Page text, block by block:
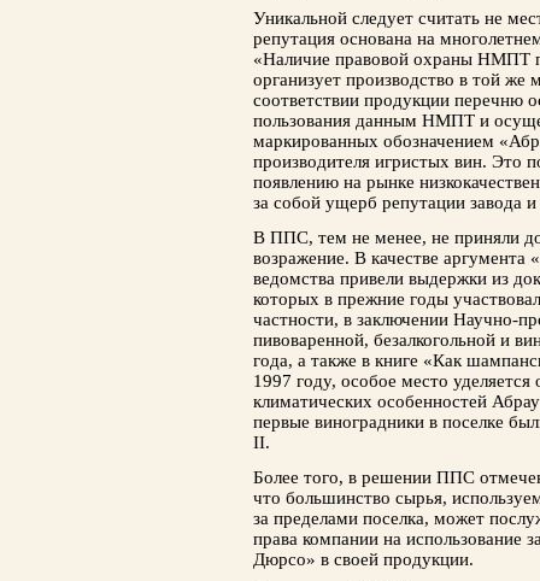
Уникальной следует считать не
репутация основана на
«Наличие правовой охраны НМПТ
организует производство в той
соответствии продукции перечню
пользования данным НМПТ и
маркированных обозначением
производителя игристых вин. Это
появлению на рынке
за собой ущерб репутации завода
В ППС, тем не менее, не приняли
возражение. В качест­ве аргумента
ведомства привели выдержки из
которых в прежние годы
частности, в заключении Научно-
пивоваренной, безалкогольной и
года, а также в книге «Как
1997 году, особое место
климатических особенностей
первые виноградники в поселке
II.
Более того, в решении ППС
что большинст­во сырья,
за пределами поселка, может
права компании на использование
Дюрсо» в своей продукции.